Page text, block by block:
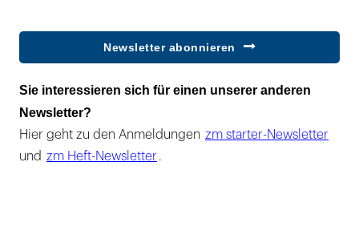
Newsletter abonnieren
Sie interessieren sich für einen unserer anderen
Newsletter?
Hier geht zu den Anmeldungen zm starter-Newsletter
und zm Heft-Newsletter .